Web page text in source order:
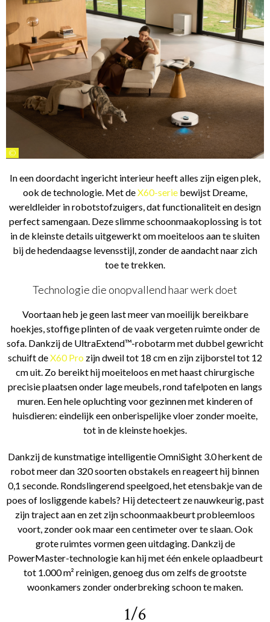
©
In een doordacht ingericht interieur heeft alles zijn eigen plek,
ook de technologie. Met deX60-serie bewijst Dreame,
wereldleider in robotstofzuigers, dat functionaliteit en design
perfect samengaan. Deze slimme schoonmaakoplossing is tot
in de kleinste details uitgewerkt om moeiteloos aan te sluiten
bij de hedendaagse levensstijl, zonder de aandacht naar zich
toe te trekken.
Technologie die onopvallend haar werk doet
Voortaan heb je geen last meer van moeilijk bereikbare
hoekjes, stoffige plinten of de vaak vergeten ruimte onder de
sofa. Dankzij de UltraExtend™-robotarm met dubbel gewricht
schuift deX60 Pro zijn dweil tot 18 cm en zijn zijborstel tot 12
cm uit. Zo bereikt hij moeiteloos en met haast chirurgische
precisie plaatsen onder lage meubels, rond tafelpoten en langs
muren. Een hele opluchting voor gezinnen met kinderen of
huisdieren: eindelijk een onberispelijke vloer zonder moeite,
tot in de kleinste hoekjes.
Dankzij de kunstmatige intelligentie OmniSight 3.0 herkent de
robot meer dan 320 soorten obstakels en reageert hij binnen
0,1 seconde. Rondslingerend speelgoed, het etensbakje van de
poes of losliggende kabels? Hij detecteert ze nauwkeurig, past
zijn traject aan en zet zijn schoonmaakbeurt probleemloos
voort, zonder ook maar een centimeter over te slaan. Ook
grote ruimtes vormen geen uitdaging. Dankzij de
PowerMaster-technologie kan hij met één enkele oplaadbeurt
tot 1.000 m² reinigen, genoeg dus om zelfs de grootste
woonkamers zonder onderbreking schoon te maken.
1/6